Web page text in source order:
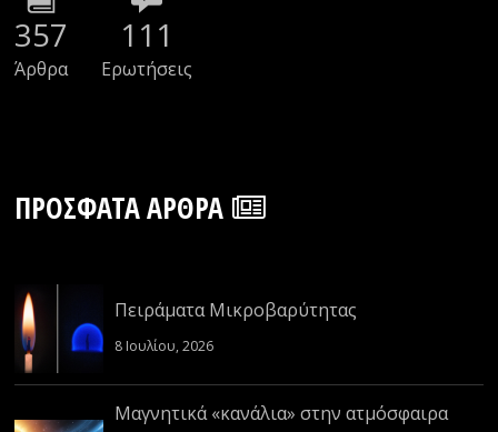
357
Άρθρα
111
Ερωτήσεις
ΠΡΌΣΦΑΤΑ ΆΡΘΡΑ
Πειράματα Μικροβαρύτητας
8 Ιουλίου, 2026
Μαγνητικά «κανάλια» στην ατμόσφαιρα